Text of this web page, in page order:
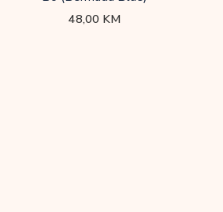
48,00 KM